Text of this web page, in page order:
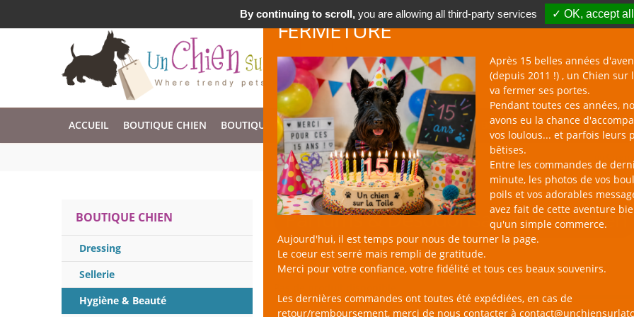
Accessoires & Design pour Chien, Chat, et Nac !
FERMETURE
Après 15 belles années
(depuis 2011 !) , un Chien sur
va fermer ses portes.
Pendant toutes ces années,
avons eu la chance
vos loulous... et parfois leurs
bêtises.
Entre les commandes de
minute, les photos de vos
poils et vos adorables
avez fait de cette aventure
qu'un simple commerce.
Aujourd'hui, il est temps pour nous de tourner la page.
Le coeur est serré mais rempli de gratitude.
Merci pour votre confiance, votre fidélité et tous ces beaux souvenirs.
Les dernières commandes ont toutes été expédiées, en cas de
retour/remboursement, merci de nous contacter à
ACCUEIL BOUTIQUE CHIEN BOUTIQUE CHAT BOUTIQUE NAC NOUVEAUTÉS BLOG CONTACT
BOUTIQUE CHIEN
Dressing
Sellerie
Hygiène & Beauté
Parfums & Désodorisants pour Chien
By continuing to scroll,you are allowing all third-party services ✓ OK, accept all